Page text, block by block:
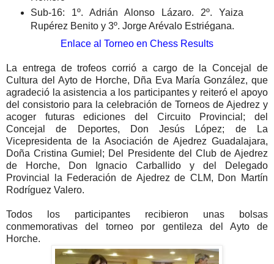
Sub-16: 1º. Adrián Alonso Lázaro. 2º. Yaiza
Rupérez Benito y 3º. Jorge Arévalo Estriégana.
Enlace al Torneo en Chess Results
La entrega de trofeos corrió a cargo de la Concejal de
Cultura del Ayto de Horche, Dña Eva María González, que
agradeció la asistencia a los participantes y reiteró el apoyo
del consistorio para la celebración de Torneos de Ajedrez y
acoger futuras ediciones del Circuito Provincial; del
Concejal de Deportes, Don Jesús López; de La
Vicepresidenta de la Asociación de Ajedrez Guadalajara,
Doña Cristina Gumiel; Del Presidente del Club de Ajedrez
de Horche, Don Ignacio Carballido y del Delegado
Provincial la Federación de Ajedrez de CLM, Don Martín
Rodríguez Valero.
Todos los participantes recibieron unas bolsas
conmemorativas del torneo por gentileza del Ayto de
Horche.